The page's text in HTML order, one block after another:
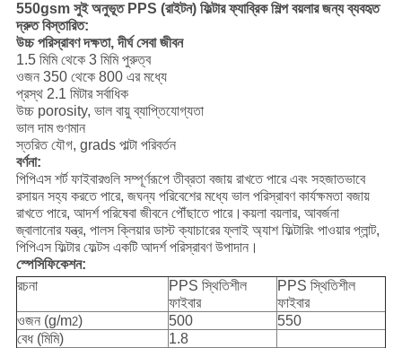
550gsm সুই অনুভূত PPS (রাইটন) ফিল্টার ফ্যাব্রিক শিল্প বয়লার জন্য ব্যবহৃত
দ্রুত বিস্তারিত:
উচ্চ পরিস্রাবণ দক্ষতা, দীর্ঘ সেবা জীবন
1.5 মিমি থেকে 3 মিমি পুরুত্ব
ওজন 350 থেকে 800 এর মধ্যে
প্রস্থ 2.1 মিটার সর্বাধিক
উচ্চ porosity, ভাল বায়ু ব্যাপ্তিযোগ্যতা
ভাল দাম গুণমান
স্তরিত যৌগ, grads পাল্টা পরিবর্তন
বর্ণনা:
পিপিএস শর্ট ফাইবারগুলি সম্পূর্ণরূপে তীব্রতা বজায় রাখতে পারে এবং সহজাতভাবে
রসায়ন সহ্য করতে পারে, জঘন্য পরিবেশের মধ্যে ভাল পরিস্রাবণ কার্যক্ষমতা বজায়
রাখতে পারে, আদর্শ পরিষেবা জীবনে পৌঁছাতে পারে।কয়লা বয়লার, আবর্জনা
জ্বালানোর যন্ত্র, পালস ক্লিয়ার ডাস্ট ক্যাচারের ফ্লাই অ্যাশ ফিল্টারিং পাওয়ার প্লান্ট,
পিপিএস ফিল্টার ফেল্টস একটি আদর্শ পরিস্রাবণ উপাদান।
স্পেসিফিকেশন:
রচনা
PPS স্থিতিশীল
ফাইবার
PPS স্থিতিশীল
ফাইবার
ওজন (g/m2) 500
550
বেধ (মিমি)
1.8